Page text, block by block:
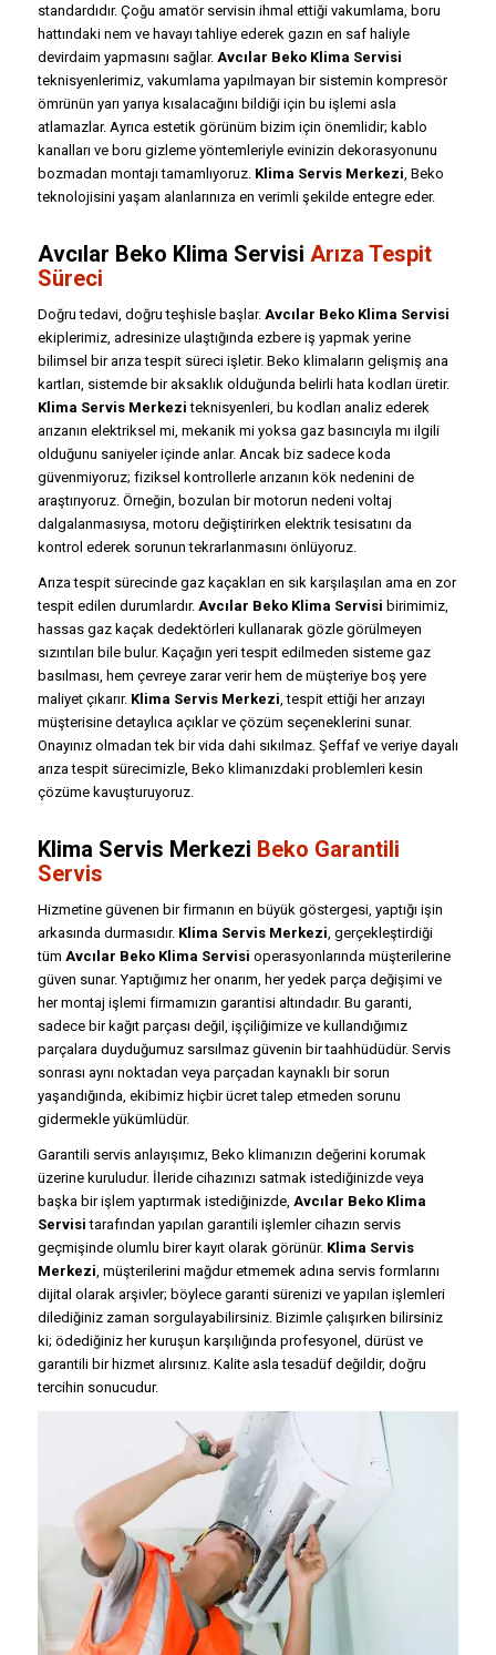
standardıdır. Çoğu amatör servisin ihmal ettiği vakumlama, boru
hattındaki nem ve havayı tahliye ederek gazın en saf haliyle
devirdaim yapmasını sağlar. Avcılar Beko Klima Servisi
teknisyenlerimiz, vakumlama yapılmayan bir sistemin kompresör
ömrünün yarı yarıya kısalacağını bildiği için bu işlemi asla
atlamazlar. Ayrıca estetik görünüm bizim için önemlidir; kablo
kanalları ve boru gizleme yöntemleriyle evinizin dekorasyonunu
bozmadan montajı tamamlıyoruz. Klima Servis Merkezi , Beko
teknolojisini yaşam alanlarınıza en verimli şekilde entegre eder.
Avcılar Beko Klima Servisi Arıza Tespit
Süreci
Doğru tedavi, doğru teşhisle başlar. Avcılar Beko Klima Servisi
ekiplerimiz, adresinize ulaştığında ezbere iş yapmak yerine
bilimsel bir arıza tespit süreci işletir. Beko klimaların gelişmiş ana
kartları, sistemde bir aksaklık olduğunda belirli hata kodları üretir.
Klima Servis Merkezi teknisyenleri, bu kodları analiz ederek
arızanın elektriksel mi, mekanik mi yoksa gaz basıncıyla mı ilgili
olduğunu saniyeler içinde anlar. Ancak biz sadece koda
güvenmiyoruz; fiziksel kontrollerle arızanın kök nedenini de
araştırıyoruz. Örneğin, bozulan bir motorun nedeni voltaj
dalgalanmasıysa, motoru değiştirirken elektrik tesisatını da
kontrol ederek sorunun tekrarlanmasını önlüyoruz.
Arıza tespit sürecinde gaz kaçakları en sık karşılaşılan ama en zor
tespit edilen durumlardır. Avcılar Beko Klima Servisi birimimiz,
hassas gaz kaçak dedektörleri kullanarak gözle görülmeyen
sızıntıları bile bulur. Kaçağın yeri tespit edilmeden sisteme gaz
basılması, hem çevreye zarar verir hem de müşteriye boş yere
maliyet çıkarır. Klima Servis Merkezi , tespit ettiği her arızayı
müşterisine detaylıca açıklar ve çözüm seçeneklerini sunar.
Onayınız olmadan tek bir vida dahi sıkılmaz. Şeffaf ve veriye dayalı
arıza tespit sürecimizle, Beko klimanızdaki problemleri kesin
çözüme kavuşturuyoruz.
Klima Servis Merkezi Beko Garantili
Servis
Hizmetine güvenen bir firmanın en büyük göstergesi, yaptığı işin
arkasında durmasıdır. Klima Servis Merkezi , gerçekleştirdiği
tüm Avcılar Beko Klima Servisi operasyonlarında müşterilerine
güven sunar. Yaptığımız her onarım, her yedek parça değişimi ve
her montaj işlemi firmamızın garantisi altındadır. Bu garanti,
sadece bir kağıt parçası değil, işçiliğimize ve kullandığımız
parçalara duyduğumuz sarsılmaz güvenin bir taahhüdüdür. Servis
sonrası aynı noktadan veya parçadan kaynaklı bir sorun
yaşandığında, ekibimiz hiçbir ücret talep etmeden sorunu
gidermekle yükümlüdür.
Garantili servis anlayışımız, Beko klimanızın değerini korumak
üzerine kuruludur. İleride cihazınızı satmak istediğinizde veya
başka bir işlem yaptırmak istediğinizde, Avcılar Beko Klima
Servisi tarafından yapılan garantili işlemler cihazın servis
geçmişinde olumlu birer kayıt olarak görünür. Klima Servis
Merkezi , müşterilerini mağdur etmemek adına servis formlarını
dijital olarak arşivler; böylece garanti sürenizi ve yapılan işlemleri
dilediğiniz zaman sorgulayabilirsiniz. Bizimle çalışırken bilirsiniz
ki; ödediğiniz her kuruşun karşılığında profesyonel, dürüst ve
garantili bir hizmet alırsınız. Kalite asla tesadüf değildir, doğru
tercihin sonucudur.